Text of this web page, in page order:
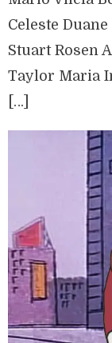
Celeste
Stuart Rosen
Taylor Maria
[…]